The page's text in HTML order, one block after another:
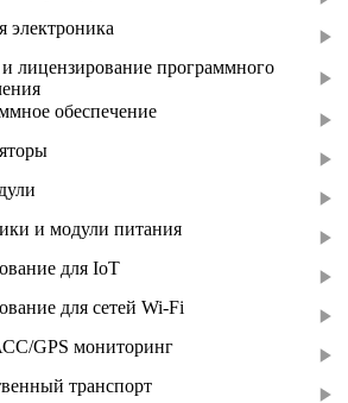
электроника
лицензирование программного
обеспечение
и модули питания
для IoT
для сетей Wi-Fi
GPS мониторинг
транспорт